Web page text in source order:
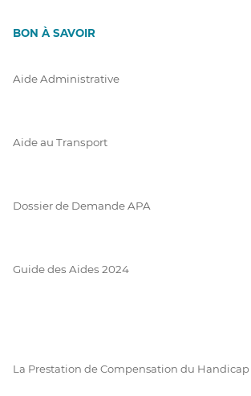
BON À SAVOIR
Aide Administrative
Aide au Transport
Dossier de Demande APA
Guide des Aides 2024
La Prestation de Compensation du Handicap